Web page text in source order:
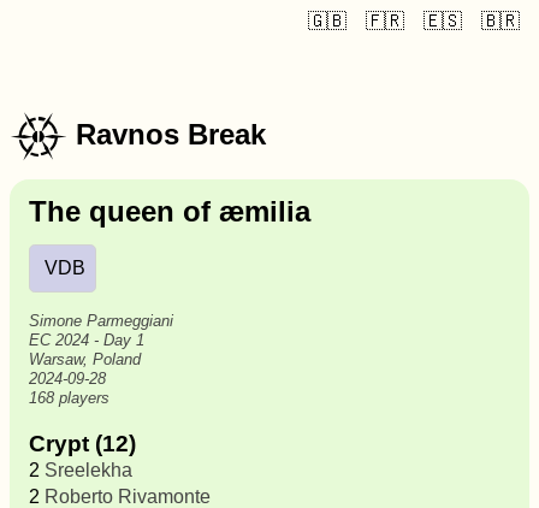
🇬🇧 🇫🇷 🇪🇸 🇧🇷
x Ravnos Break
The queen of æmilia
VDB
Simone Parmeggiani
EC 2024 - Day 1
Warsaw, Poland
2024-09-28
168 players
Crypt (12)
2 Sreelekha
2 Roberto Rivamonte